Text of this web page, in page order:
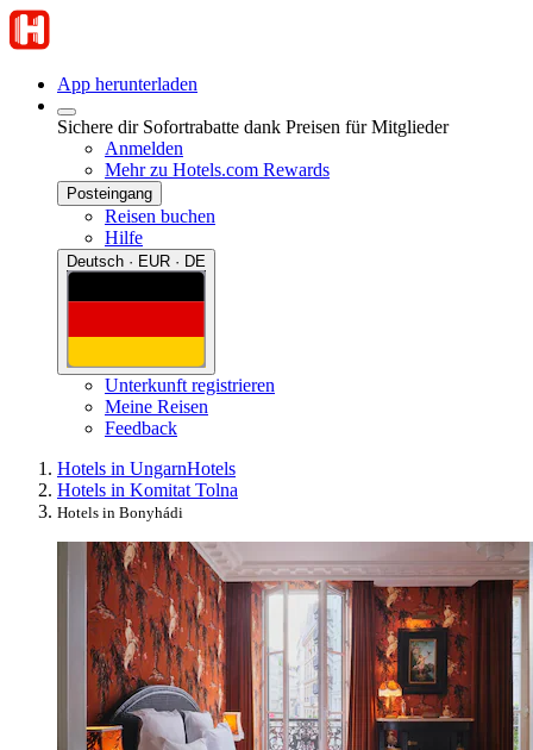
App herunterladen
Sichere dir Sofortrabatte dank Preisen für Mitglieder
Anmelden
Mehr zu Hotels.com Rewards
Posteingang
Reisen buchen
Hilfe
Deutsch · EUR · DE
Unterkunft registrieren
Meine Reisen
Feedback
Hotels in UngarnHotels
Hotels in Komitat Tolna
Hotels in Bonyhádi